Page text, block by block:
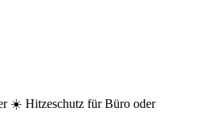
☀️ Hitzeschutz für Büro oder